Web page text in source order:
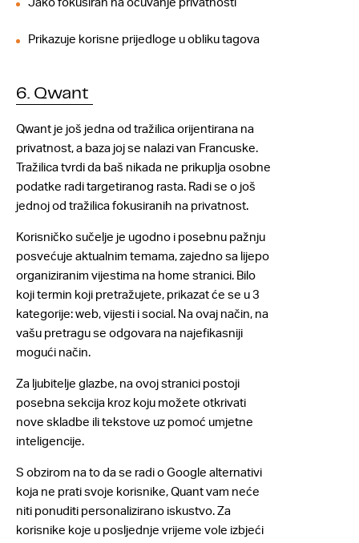
Jako fokusiran na očuvanje privatnosti
Prikazuje korisne prijedloge u obliku tagova
6. Qwant
Qwant je još jedna od tražilica orijentirana na
privatnost, a baza joj se nalazi van Francuske.
Tražilica tvrdi da baš nikada ne prikuplja osobne
podatke radi targetiranog rasta. Radi se o još
jednoj od tražilica fokusiranih na privatnost.
Korisničko sučelje je ugodno i posebnu pažnju
posvećuje aktualnim temama, zajedno sa lijepo
organiziranim vijestima na home stranici. Bilo
koji termin koji pretražujete, prikazat će se u 3
kategorije: web, vijesti i social. Na ovaj način, na
vašu pretragu se odgovara na najefikasniji
mogući način.
Za ljubitelje glazbe, na ovoj stranici postoji
posebna sekcija kroz koju možete otkrivati
nove skladbe ili tekstove uz pomoć umjetne
inteligencije.
S obzirom na to da se radi o Google alternativi
koja ne prati svoje korisnike, Quant vam neće
niti ponuditi personalizirano iskustvo. Za
korisnike koje u posljednje vrijeme vole izbjeći